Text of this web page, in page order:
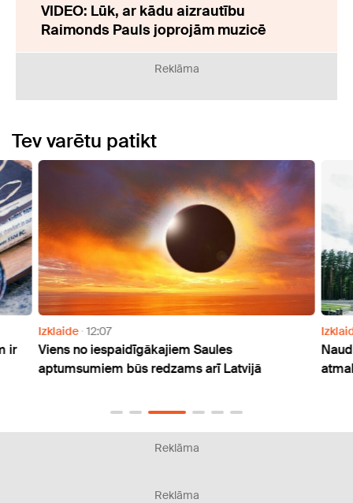
VIDEO: Lūk, ar kādu aizrautību
Raimonds Pauls joprojām muzicē
Reklāma
Tev varētu patikt
ir
Izklaide 12:07
Viens no iespaidīgākajiem Saules
aptumsumiem būs redzams arī Latvijā
Reklāma
Reklāma